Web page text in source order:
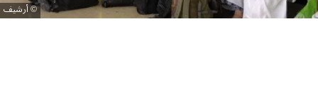
أرشيف